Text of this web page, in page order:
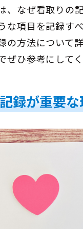
、なぜ看取りの
な項目を記録す
の方法について
ぜひ参考にしてく
録が重要